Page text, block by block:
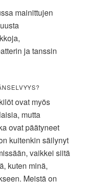
mainittujen
ja tanssin
ovat myös
mutta
ovat päätyneet
kuitenkin säilynyt
vaikkei siitä
kuten minä,
Meistä on